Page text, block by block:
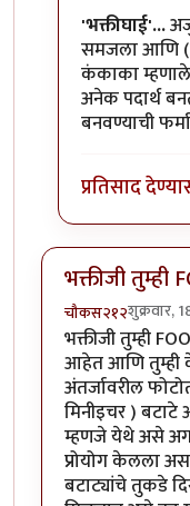
'भक्तीघाई'...
समजला आणि
कंकाका
अनेक पदार्थ
बनवण्याची
प्रतिसाद
भक्तीजी तुम्ही
चौकस२१२शुक्रवार,
भक्तीजी तुम्ही
आहेत आणि
अंतर्जावरील
मिनीइचर )
म्हणजे येथे असे
प्रोयोग केलला
बटाट्यांचे तुकडे